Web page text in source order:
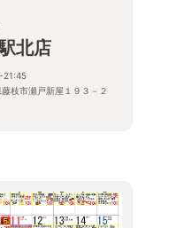
北店
21:45
枝市瀬戸新屋１９３－２